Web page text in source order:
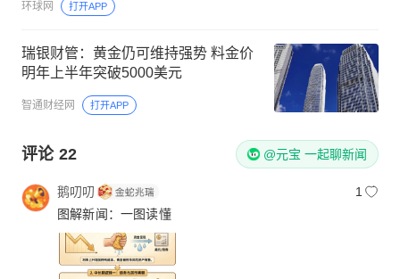
环球网 打开APP
瑞银财管：黄金仍可维持强势 料金价
明年上半年突破5000美元
智通财经网 打开APP
评论 22 @元宝 一起聊新闻
鹅叨叨
1
图解新闻：一图读懂